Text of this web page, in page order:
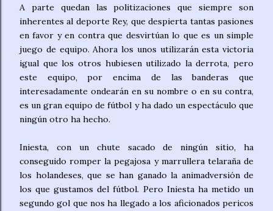
A parte quedan las politizaciones que siempre son
inherentes al deporte Rey, que despierta tantas pasiones
en favor y en contra que desvirtúan lo que es un simple
juego de equipo. Ahora los unos utilizarán esta victoria
igual que los otros hubiesen utilizado la derrota, pero
este equipo, por encima de las banderas que
interesadamente ondearán en su nombre o en su contra,
es un gran equipo de fútbol y ha dado un espectáculo que
ningún otro ha hecho.
Iniesta, con un chute sacado de ningún sitio, ha
conseguido romper la pegajosa y marrullera telaraña de
los holandeses, que se han ganado la animadversión de
los que gustamos del fútbol. Pero Iniesta ha metido un
segundo gol que nos ha llegado a los aficionados pericos